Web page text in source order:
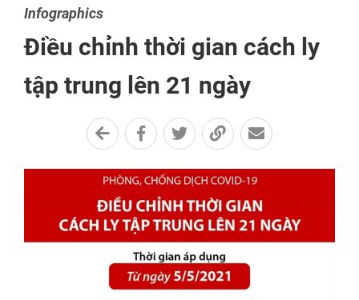
Infographics
Điều chỉnh thời gian cách ly
tập trung lên 21 ngày